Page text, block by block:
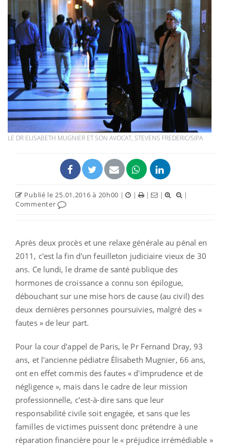
LE DR ELISABETH MUGNIER ET SON AVOCAT, STEVENS FREDERIC/SIPA
Publié le 25.01.2016 à 20h00 | | | |
|
Commenter
Après deux procès et une relaxe générale au pénal en
2011, c'est la fin d'un feuilleton judiciaire vieux de 30
ans. Ce lundi, le drame de santé publique des
hormones de croissance a connu son épilogue,
débouchant sur une mise hors de cause (au civil) des
deux dernières personnes poursuivies, malgré des «
fautes » de leur part.
Pour la cour d'appel de Paris, le Pr Fernand Dray, 93
ans, et l'ancienne pédiatre Élisabeth Mugnier, 66 ans,
ont en effet commis des fautes « d'imprudence et de
négligence », mais dans le cadre de leur mission
professionnelle, c'est-à-dire sans que leur
responsabilité civile soit engagée, et sans que les
familles de victimes puissent donc prétendre à une
réparation financière pour le « préjudice irrémédiable »